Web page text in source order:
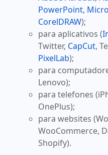
PowerPoint,
CorelDRAW);
para aplicativos (
Twitter, CapCut,
PixelLab);
para
Lenovo);
para telefones
OnePlus);
para websites
WooCommerce,
Shopify).